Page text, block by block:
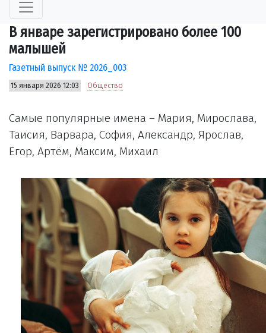
В январе зарегистрировано более 100
малышей
Газетный выпуск № 2026_003
15 января 2026 12:03 Общество
Самые популярные имена – Мария, Мирослава,
Таисия, Варвара, София, Александр, Ярослав,
Егор, Артём, Максим, Михаил